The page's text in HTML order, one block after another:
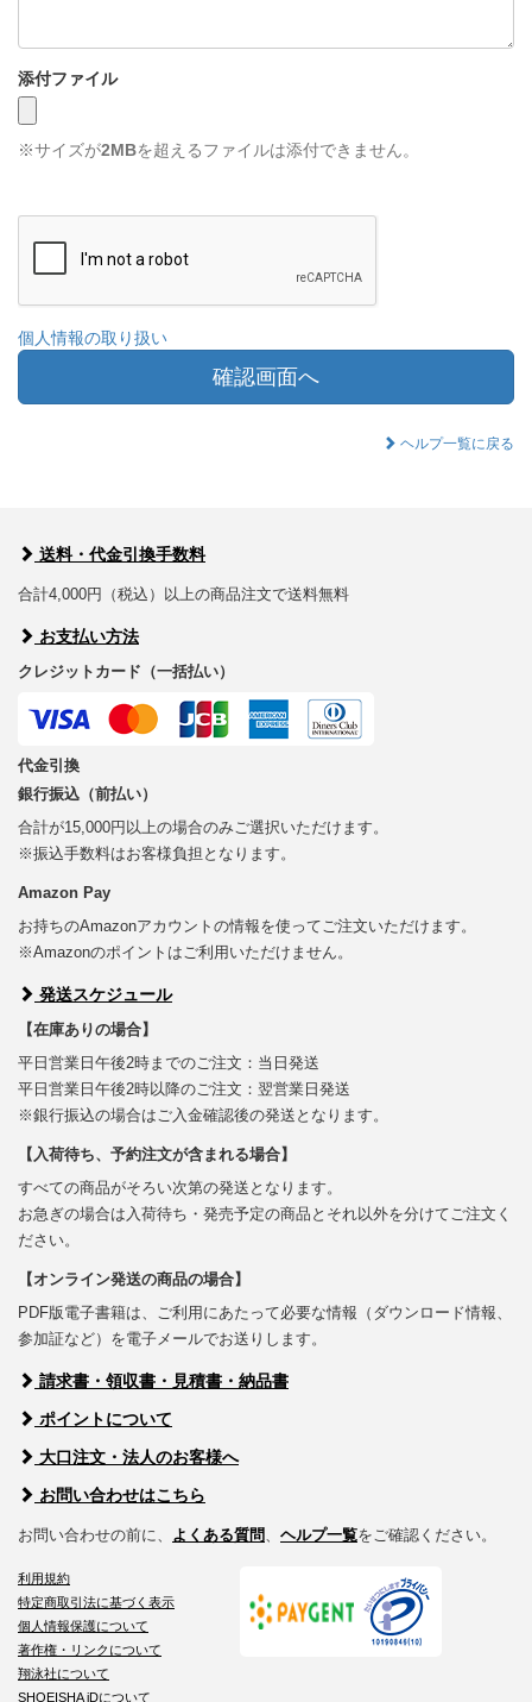
添付ファイル
※サイズが2MBを超えるファイルは添付できません。
個人情報の取り扱い
確認画面へ
ヘルプ一覧に戻る
送料・代金引換手数料
合計4,000円（税込）以上の商品注文で送料無料
お支払い方法
クレジットカード（一括払い）
代金引換
銀行振込（前払い）
合計が15,000円以上の場合のみご選択いただけます。
※振込手数料はお客様負担となります。
Amazon Pay
お持ちのAmazonアカウントの情報を使ってご注文いただけます。
※Amazonのポイントはご利用いただけません。
発送スケジュール
【在庫ありの場合】
平日営業日午後2時までのご注文：当日発送
平日営業日午後2時以降のご注文：翌営業日発送
※銀行振込の場合はご入金確認後の発送となります。
【入荷待ち、予約注文が含まれる場合】
すべての商品がそろい次第の発送となります。
お急ぎの場合は入荷待ち・発売予定の商品とそれ以外を分けてご注文く
ださい。
【オンライン発送の商品の場合】
PDF版電子書籍は、ご利用にあたって必要な情報（ダウンロード情報、
参加証など）を電子メールでお送りします。
請求書・領収書・見積書・納品書
ポイントについて
大口注文・法人のお客様へ
お問い合わせはこちら
お問い合わせの前に、 よくある質問 ヘルプ一覧をご確認ください。
利用規約
特定商取引法に基づく表示
個人情報保護について
著作権・リンクについて
翔泳社について
SHOEISHA iDについて